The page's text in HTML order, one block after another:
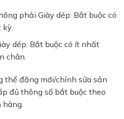
phải Giày dép: Bắt buộc có
dép: Bắt buộc có ít nhất
chân.
thể đăng mới/chỉnh sửa sản
đủ thông số bắt buộc theo